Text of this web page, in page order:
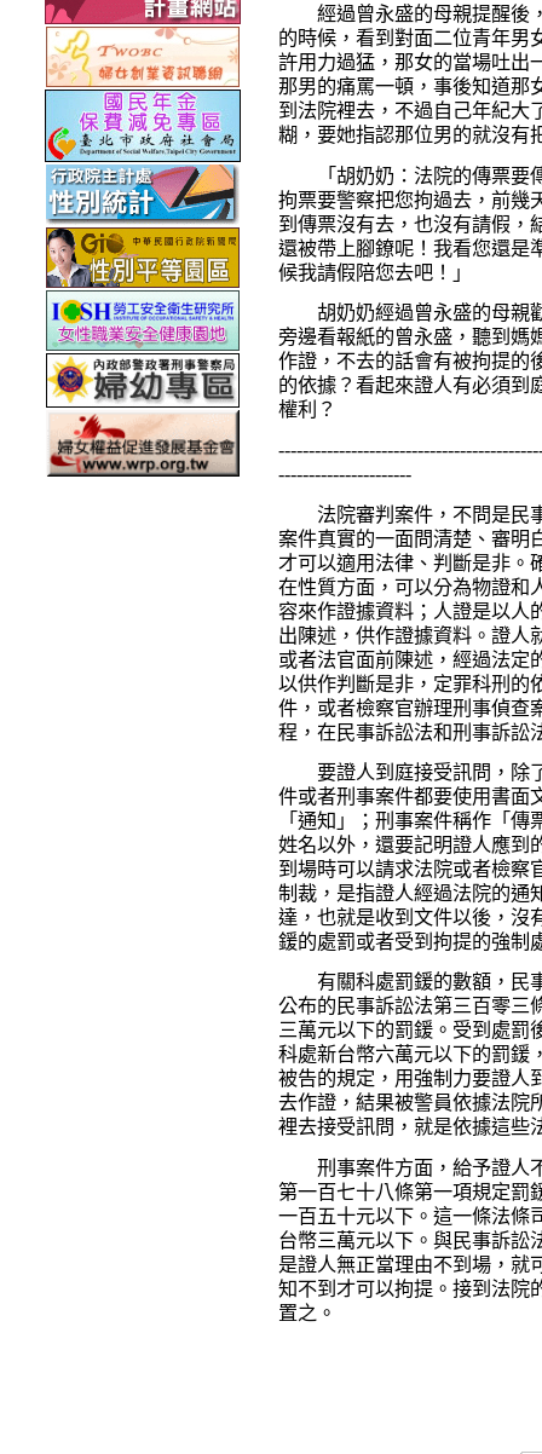
經過曾永盛的母親提醒後
的時候，看到對面二位青年男
許用力過猛，那女的當場吐出
那男的痛罵一頓，事後知道那
到法院裡去，不過自己年紀大
糊，要她指認那位男的就沒有
「胡奶奶：法院的傳票要
拘票要警察把您拘過去，前幾
到傳票沒有去，也沒有請假，
還被帶上腳鐐呢！我看您還是
候我請假陪您去吧！」
胡奶奶經過曾永盛的母親
旁邊看報紙的曾永盛，聽到媽
作證，不去的話會有被拘提的
的依據？看起來證人有必須到
權利？
----------------------
法院審判案件，不問是民
案件真實的一面問清楚、審明
才可以適用法律、判斷是非。
在性質方面，可以分為物證和
容來作證據資料；人證是以人
出陳述，供作證據資料。證人
或者法官面前陳述，經過法定
以供作判斷是非，定罪科刑的
件，或者檢察官辦理刑事偵查
程，在民事訴訟法和刑事訴訟
要證人到庭接受訊問，除
件或者刑事案件都要使用書面
「通知」；刑事案件稱作「
姓名以外，還要記明證人應到
到場時可以請求法院或者檢察
制裁，是指證人經過法院的通
達，也就是收到文件以後，沒
鍰的處罰或者受到拘提的強制
有關科處罰鍰的數額，民
公布的民事訴訟法第三百零三
三萬元以下的罰鍰。受到處罰
科處新台幣六萬元以下的罰鍰
被告的規定，用強制力要證人
去作證，結果被警員依據法院
裡去接受訊問，就是依據這些
刑事案件方面，給予證人
第一百七十八條第一項規定罰
一百五十元以下。這一條法條
台幣三萬元以下。與民事訴訟
是證人無正當理由不到場，就
知不到才可以拘提。接到法院
置之。